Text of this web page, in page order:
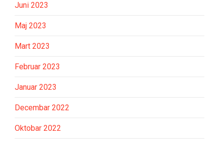
Juni 2023
Maj 2023
Mart 2023
Februar 2023
Januar 2023
Decembar 2022
Oktobar 2022